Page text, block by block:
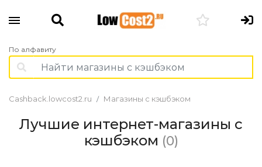
По алфавиту
Cashback.lowcost2.ru Магазины с кэшбэком
Лучшие интернет-магазины с
кэшбэком (0)